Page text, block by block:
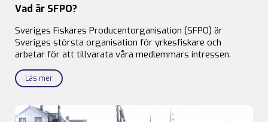
Vad är SFPO?
Sveriges Fiskares Producentorganisation (SFPO) är
Sveriges största organisation för yrkesfiskare och
arbetar för att tillvarata våra medlemmars intressen.
Läs mer